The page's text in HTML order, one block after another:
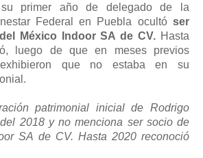
primer año de delegado de la
Federal en Puebla ocultó ser
México Indoor SA de CV. Hasta
luego de que en meses previos
que no estaba en su
patrimonial inicial de Rodrigo
2018 y no menciona ser socio de
SA de CV. Hasta 2020 reconoció